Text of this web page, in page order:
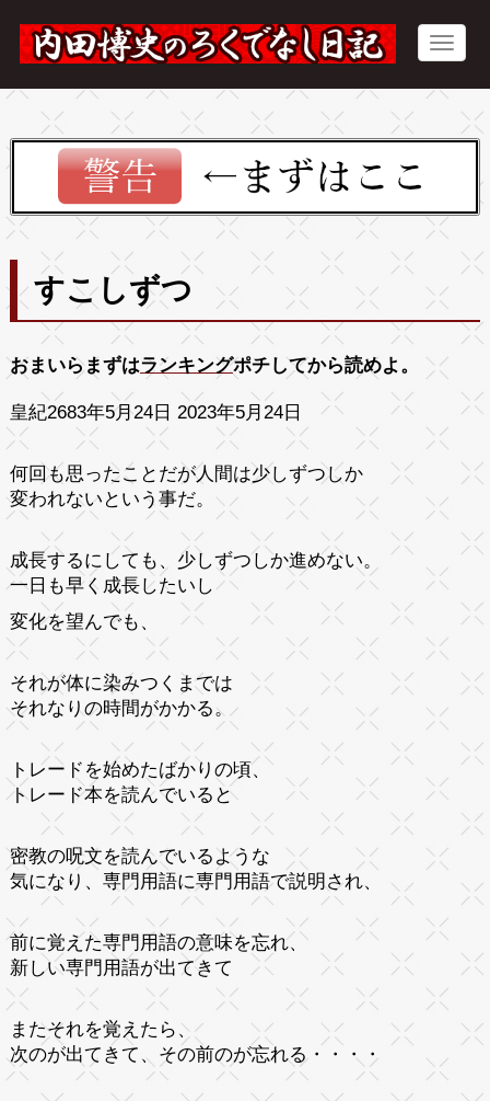
すこしずつ
おまいらまずはランキングポチしてから読めよ。
皇紀2683年5月24日 2023年5月24日
何回も思ったことだが人間は少しずつしか
変われないという事だ。
成長するにしても、少しずつしか進めない。
一日も早く成長したいし
変化を望んでも、
それが体に染みつくまでは
それなりの時間がかかる。
トレードを始めたばかりの頃、
トレード本を読んでいると
密教の呪文を読んでいるような
気になり、専門用語に専門用語で説明され、
前に覚えた専門用語の意味を忘れ、
新しい専門用語が出てきて
またそれを覚えたら、
次のが出てきて、その前のが忘れる・・・・